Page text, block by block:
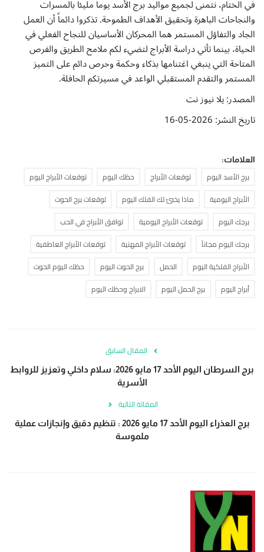
في الختام، نتمنى لجميع مواليد برج الأسد يوماً مليئاً بالمسرات
والنجاحات الباهرة وتحقيق الأهداف الطموحة. تذكروا دائماً أن العمل
الجاد والتفاؤل المستمر هما المحركان الأساسيان للنجاح الفعلي في
الحياة، بينما تأتي دراسة الأبراج لتضيء لكم ملامح الطريق والفرص
المتاحة التي ينبغي اغتنامها بذكاء وحكمة وحرص دائم على التميز
المستمر والتقدم المستقبلي الواعد في مسيرتكم الحافلة.
المصدر: يلا نيوز نت
تاريخ النشر: 2026-05-16
العلامات:
برج الأسد اليوم توقعات الأبراج حظك اليوم
توقعات الأبراج اليوم
الأبراج اليومية
ماذا يخبئ لك الفلك اليوم
توقعات برج الحوت
برجك اليوم
توقعات الأبراج اليومية
توافق الأبراج في الحب
برجك اليوم مجاناً
توقعات الأبراج المهنية
توقعات الأبراج العاطفية
الأبراج الفلكية اليوم
الحمل برج الحوت اليوم
حظك اليوم الحوت
أبراج اليوم
برج الحمل اليوم الابراج وحظك اليوم
المقال السابق
برج السرطان اليوم الأحد 17 مايو 2026: سلام داخلي وتعزيز للروابط
الأسرية
المقالة التالية
برج العذراء اليوم الأحد 17 مايو 2026 : تنظيم دقيق وإنجازات عملية
ملموسة